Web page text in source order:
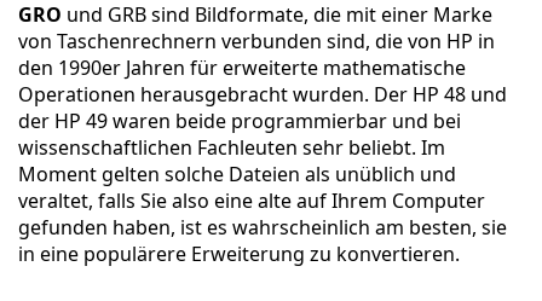
GRO und GRB sind Bildformate, die mit einer Marke
von Taschenrechnern verbunden sind, die von HP in
den 1990er Jahren für erweiterte mathematische
Operationen herausgebracht wurden. Der HP 48 und
der HP 49 waren beide programmierbar und bei
wissenschaftlichen Fachleuten sehr beliebt. Im
Moment gelten solche Dateien als unüblich und
veraltet, falls Sie also eine alte auf Ihrem Computer
gefunden haben, ist es wahrscheinlich am besten, sie
in eine populärere Erweiterung zu konvertieren.